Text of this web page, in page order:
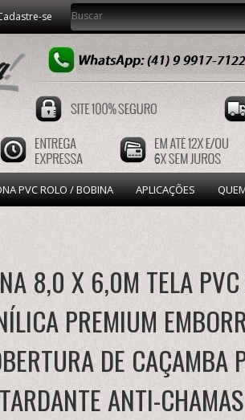
se
PVC ROLO / BOBINA APLICAÇÕES
8,0 X 6,0M TELA
PREMIUM
DE CAÇAMBA
ANTI-CHAMAS